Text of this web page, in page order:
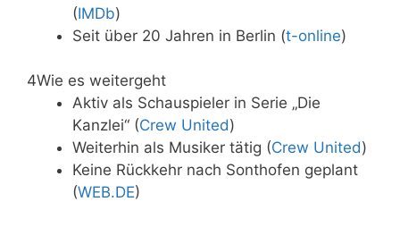
(IMDb)
Seit über 20 Jahren in Berlin (t-online)
4Wie es weitergeht
Aktiv als Schauspieler in Serie „Die
Kanzlei“ (Crew United)
Weiterhin als Musiker tätig (Crew United)
Keine Rückkehr nach Sonthofen geplant
(WEB.DE)